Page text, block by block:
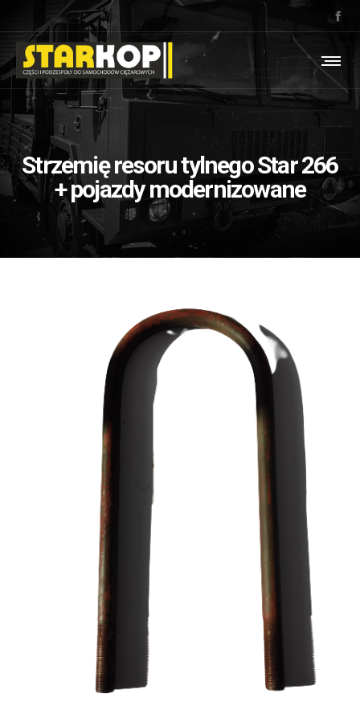
Strzemię resoru tylnego Star 266
+ pojazdy modernizowane